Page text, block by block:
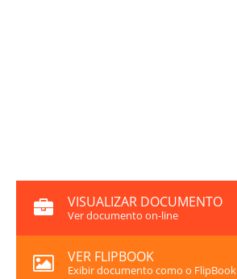
VISUALIZAR DOCUMENTO
Ver documento on-line
VER FLIPBOOK
Exibir documento como o FlipBook